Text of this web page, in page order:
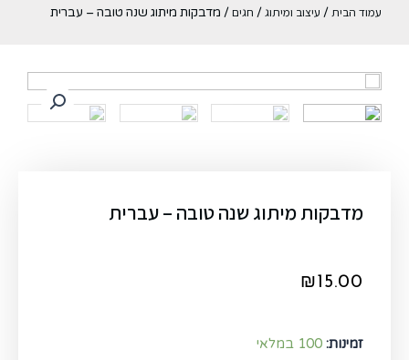
עמוד הבית/ עיצוב ומיתוג/ חגים/ מדבקות מיתוג שנה טובה – עברית
מדבקות מיתוג שנה טובה – עברית
₪15.00
זמינות: 100 במלאי